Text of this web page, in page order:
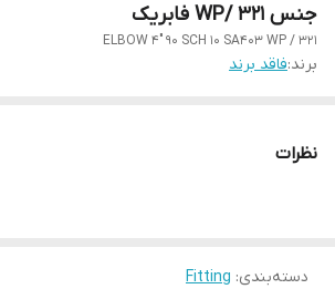
جنس WP/ 321 فابریک
ELBOW 4" 90 SCH 10 SA403 WP / 321
برند:فاقد برند
نظرات
دسته‌بندی:
Fitting